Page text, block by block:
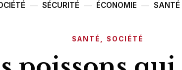
SÉCURITÉ ÉCONOMIE SANTÉ
SANTÉ SOCIÉTÉ